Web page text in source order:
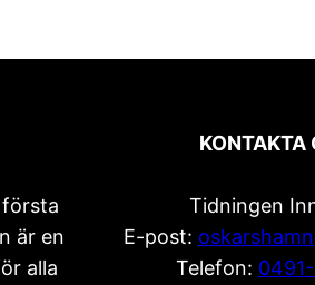
är en
alla
KONTAKTA
Tidningen
E-post:
Telefon: